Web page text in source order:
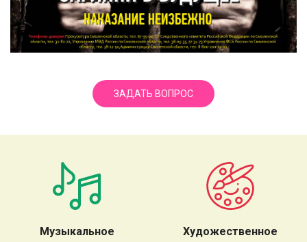
ЗАДАТЬ ВОПРОС
Музыкальное
Художественное